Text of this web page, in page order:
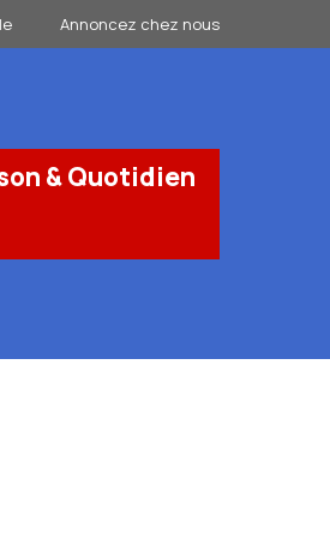
Annoncez chez nous
& Quotidien